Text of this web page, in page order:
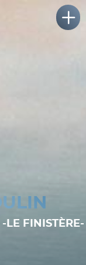
FINISTÈRE-